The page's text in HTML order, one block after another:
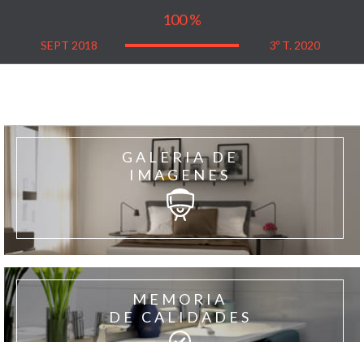
100 %
SEPT 2018 3º T. 2020
GALERIA DE
IMAGENES
MEMORIA
DE CALIDADES